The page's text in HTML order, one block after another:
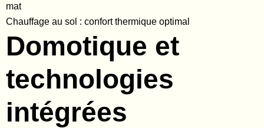
mat
Chauffage au sol : confort thermique optimal
Domotique et
technologies
intégrées